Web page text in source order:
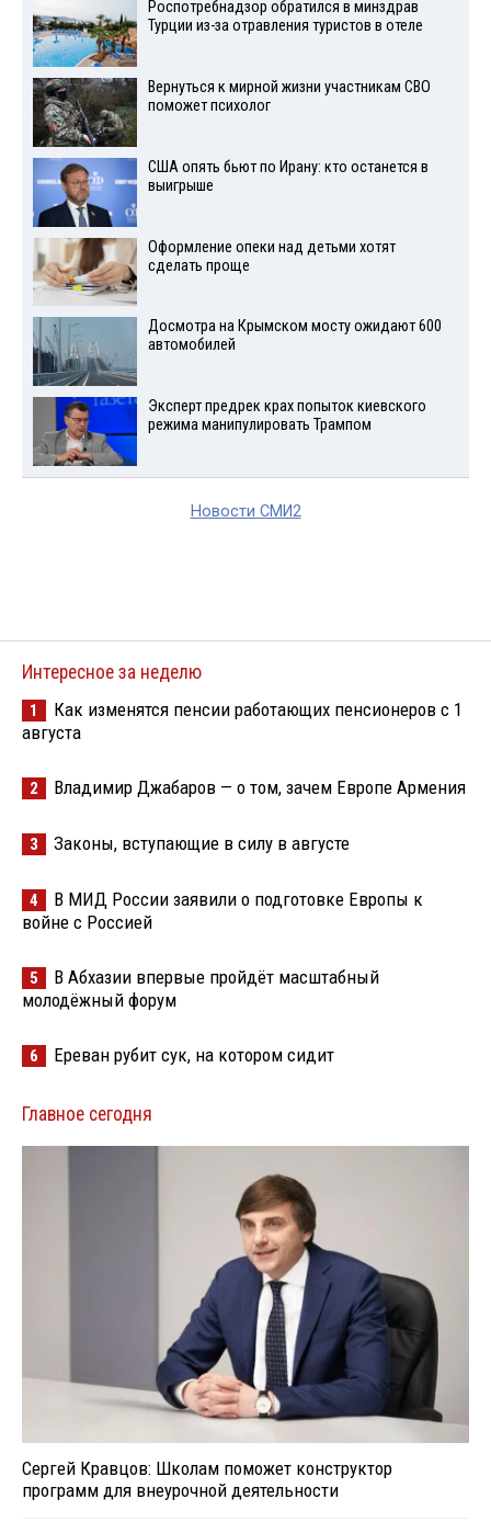
Роспотребнадзор обратился в минздрав
Турции из-за отравления туристов в отеле
Вернуться к мирной жизни участникам СВО
поможет психолог
США опять бьют по Ирану: кто останется в
выигрыше
Оформление опеки над детьми хотят
сделать проще
Досмотра на Крымском мосту ожидают 600
автомобилей
Эксперт предрек крах попыток киевского
режима манипулировать Трампом
Новости СМИ2
Интересное за неделю
1
Как изменятся пенсии работающих пенсионеров с 1
августа
2 Владимир Джабаров — о том, зачем Европе Армения
3 Законы, вступающие в силу в августе
4
В МИД России заявили о подготовке Европы к
войне с Россией
5
В Абхазии впервые пройдёт масштабный
молодёжный форум
6 Ереван рубит сук, на котором сидит
Главное сегодня
Сергей Кравцов: Школам поможет конструктор
программ для внеурочной деятельности